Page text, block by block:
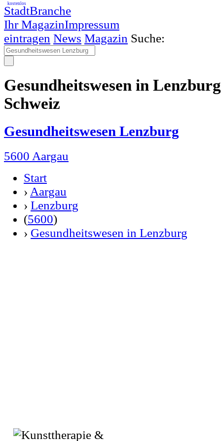
StadtBranche
Ihr MagazinImpressum
kostenlos
eintragen News Magazin Suche:
Gesundheitswesen in
Schweiz
Gesundheitswesen Lenzburg
5600 Aargau
Start
› Aargau
› Lenzburg
(5600)
› Gesundheitswesen in Lenzburg